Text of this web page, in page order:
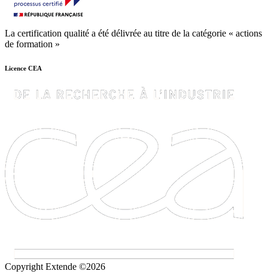
La certification qualité a été délivrée au titre de la catégorie « actions
de formation »
Licence CEA
Copyright Extende ©2026